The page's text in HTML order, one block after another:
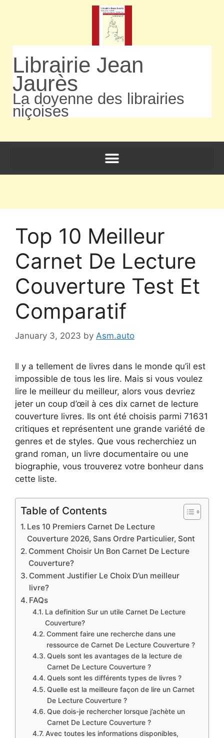
Librairie Jean
Jaurès
La doyenne des librairies
niçoises
Top 10 Meilleur
Carnet De Lecture
Couverture Test Et
Comparatif
January 3, 2023 by Asm.auto
Il y a tellement de livres dans le monde qu’il est
impossible de tous les lire. Mais si vous voulez
lire le meilleur du meilleur, alors vous devriez
jeter un coup d’œil à ces dix carnet de lecture
couverture livres. Ils ont été choisis parmi 71631
critiques et représentent une grande variété de
genres et de styles. Que vous recherchiez un
grand roman, un livre documentaire ou une
biographie, vous trouverez votre bonheur dans
cette liste.
Table of Contents
Les 10 Premiers Carnet De Lecture
Couverture 2026, Sans Ordre Particulier, Sont
Comment Choisir Un Bon Carnet De Lecture
Couverture?
Comment Justifier Le Choix D’un meilleur
livre?
FAQs
La definition Sur un utile Carnet De Lecture
Couverture?
Comment faire une recherche dans une
ressource de Carnet De Lecture Couverture ?
Quels sont les avantages de la lecture de
Carnet De Lecture Couverture ?
Quels sont les différents types de livres ?
Quelle est la meilleure façon de lire un Carnet
De Lecture Couverture ?
Que dois-je rechercher lorsque j’achète un
Carnet De Lecture Couverture ?
Avec toutes les informations disponibles,